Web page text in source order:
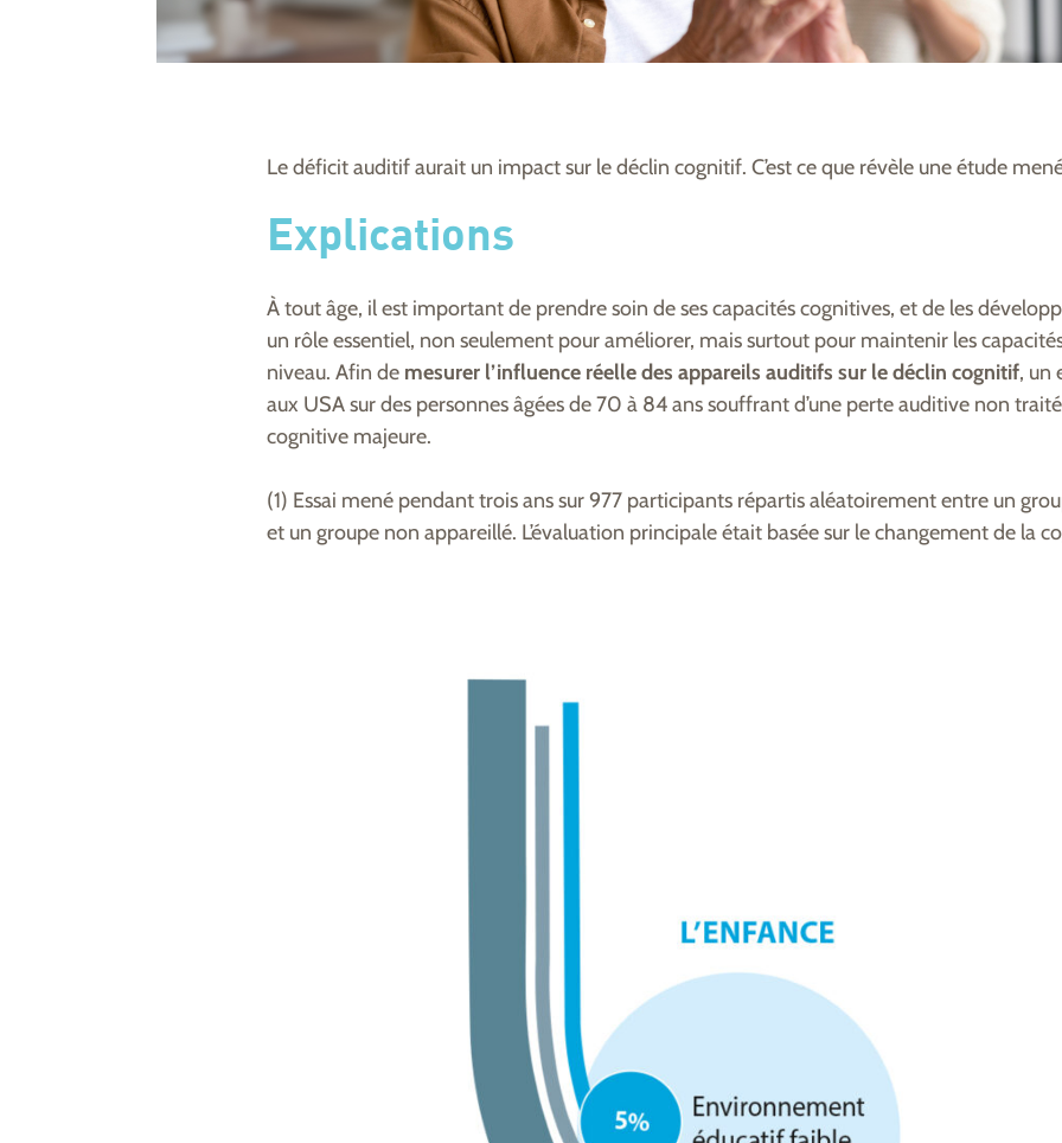
Le déficit auditif aurait un impact sur le déclin cognitif. C’est ce que révèle une étude
Explications
À tout âge, il est important de prendre soin de ses capacités cognitives, et de les
un rôle essentiel, non seulement pour améliorer, mais surtout pour maintenir les
niveau. Afin de mesurer l’influence réelle des appareils auditifs sur le déclin cognitif, un
aux USA sur des personnes âgées de 70 à 84 ans souffrant d’une perte auditive non
cognitive majeure.
(1) Essai mené pendant trois ans sur 977 participants répartis aléatoirement entre un
et un groupe non appareillé. L’évaluation principale était basée sur le changement de la